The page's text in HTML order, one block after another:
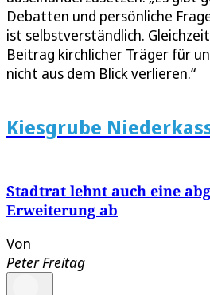
Debatten und persönliche
ist selbstverständlich.
Beitrag kirchlicher Träger für
nicht aus dem Blick verlieren.“
Kiesgrube
Stadtrat lehnt auch eine
Erweiterung ab
Von
Peter Freitag